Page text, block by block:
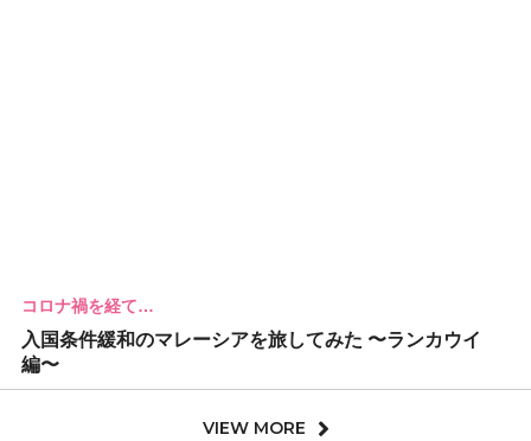
コロナ禍を経て…
入国条件緩和のマレーシアを旅してみた 〜ランカウイ
編〜
VIEW MORE